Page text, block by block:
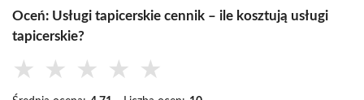
Oceń: Usługi tapicerskie cennik – ile kosztują usługi
tapicerskie?
★ ★ ★ ★ ★